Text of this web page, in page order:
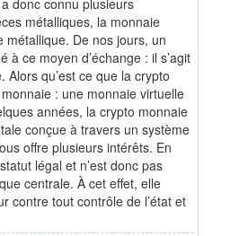
métalliques, la monnaie
métallique. De nos jours, un
à ce moyen d’échange : il s’agit
Alors qu’est ce que la crypto
: une monnaie virtuelle
années, la crypto monnaie
conçue à travers un système
offre plusieurs intérêts. En
légal et n’est donc pas
centrale. À cet effet, elle
contre tout contrôle de l’état et